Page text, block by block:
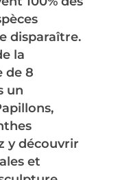
disparaître.
la
de 8
un
y découvrir
et